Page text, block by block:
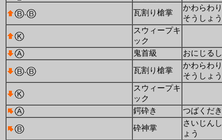
. 瓦割り槍掌
かわらわり
そうしょう
スウィープキ
ック
鬼首級
おにじるし
. 瓦割り槍掌
かわらわり
そうしょう
スウィープキ
ック
鍔砕き
つばくだき
砕神掌
さいじんし
ょう